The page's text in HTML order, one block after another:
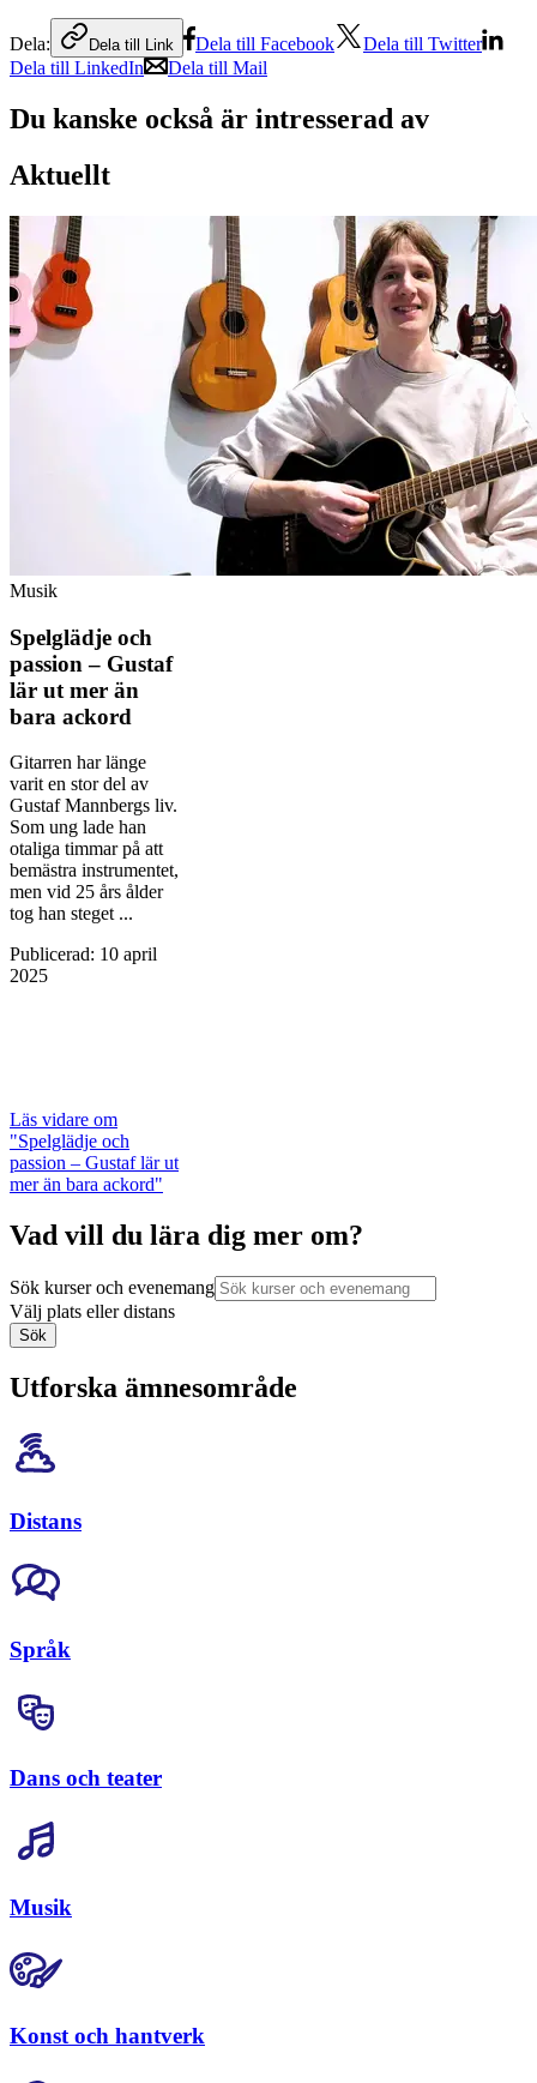
Dela: Dela till Link Dela till Facebook
Dela till Twitter
Dela till LinkedIn
Dela till Mail
Du kanske också är intresserad av
Aktuellt
Musik
Spelglädje och
passion – Gustaf
lär ut mer än
bara ackord
Gitarren har länge
varit en stor del av
Gustaf Mannbergs liv.
Som ung lade han
otaliga timmar på att
bemästra instrumentet,
men vid 25 års ålder
tog han steget ...
Publicerad: 10 april
2025
Läs vidare om
"Spelglädje och
passion – Gustaf lär ut
mer än bara ackord"
Vad vill du lära dig mer om?
Sök kurser och evenemang
Välj plats eller distans
Sök
Utforska ämnesområde
Distans
Språk
Dans och teater
Musik
Konst och hantverk